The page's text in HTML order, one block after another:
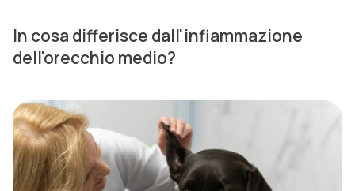
In cosa differisce dall'infiammazione
dell'orecchio medio?